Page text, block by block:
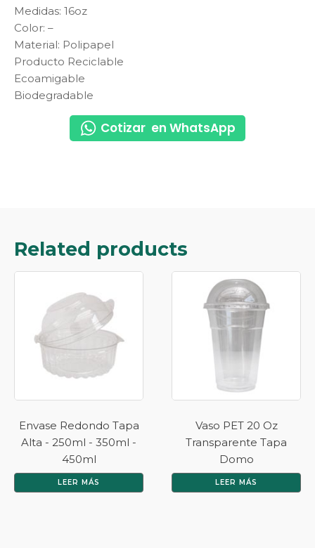
Medidas: 16oz
Color: –
Material: Polipapel
Producto Reciclable
Ecoamigable
Biodegradable
Cotizar en WhatsApp
Related products
Envase Redondo Tapa
Alta - 250ml - 350ml -
450ml
LEER MÁS
Vaso PET 20 Oz
Transparente Tapa
Domo
LEER MÁS